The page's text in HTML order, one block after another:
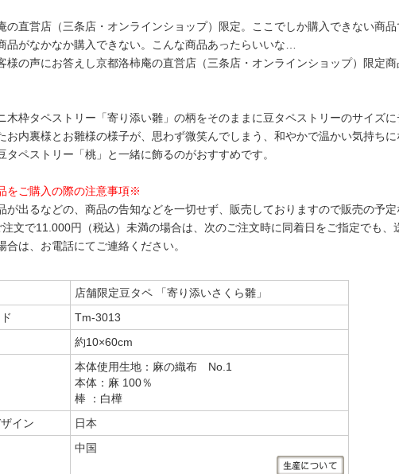
の直営店（三条店・オンラインショップ）限定。ここでしか購入できない商品
品がなかなか購入できない。こんな商品あったらいいな…
様の声にお答えし京都洛柿庵の直営店（三条店・オンラインショップ）限定商
木枠タペストリー「寄り添い雛」の柄をそのままに豆タペストリーのサイズに
お内裏様とお雛様の様子が、思わず微笑んでしまう、和やかで温かい気持ちに
タペストリー「桃」と一緒に飾るのがおすすめです。
をご購入の際の注意事項※
が出るなどの、商品の告知などを一切せず、販売しておりますので販売の予
注文で11.000円（税込）未満の場合は、次のご注文時に同着日をご指定でも
合は、お電話にてご連絡ください。
店舗限定豆タペ 「寄り添いさくら雛」
Tm-3013
約10×60cm
本体使用生地：麻の織布 No.1
本体：麻 100％
棒 ：白樺
イン
日本
中国